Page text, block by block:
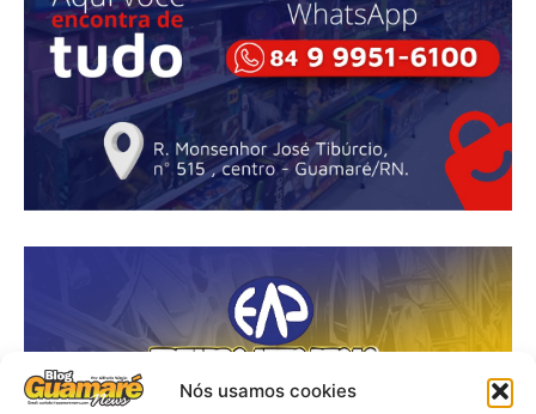
Nós usamos cookies